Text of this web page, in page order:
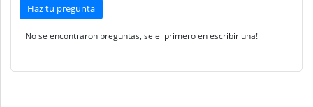
Haz tu pregunta
No se encontraron preguntas, se el primero en escribir una!